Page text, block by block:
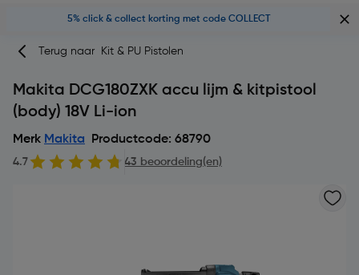
5% click & collect korting met code COLLECT
Terug naar Kit & PU Pistolen
Makita DCG180ZXK accu lijm & kitpistool
(body) 18V Li-ion
Merk Makita Productcode: 68790
4.7 43 beoordeling(en)